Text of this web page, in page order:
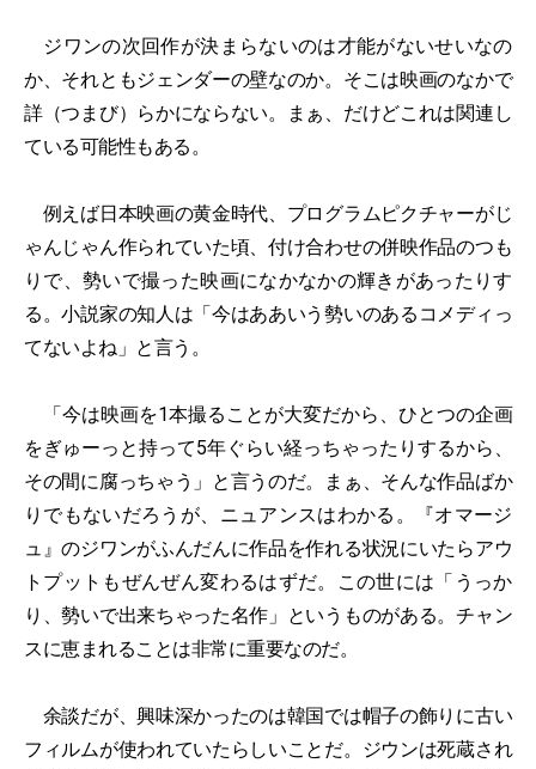
ジワンの次回作が決まらないのは才能がないせいなの
か、それともジェンダーの壁なのか。そこは映画のなかで
詳（つまび）らかにならない。まぁ、だけどこれは関連し
ている可能性もある。
例えば日本映画の黄金時代、プログラムピクチャーがじ
ゃんじゃん作られていた頃、付け合わせの併映作品のつも
りで、勢いで撮った映画になかなかの輝きがあったりす
る。小説家の知人は「今はああいう勢いのあるコメディっ
てないよね」と言う。
「今は映画を1本撮ることが大変だから、ひとつの企画
をぎゅーっと持って5年ぐらい経っちゃったりするから、
その間に腐っちゃう」と言うのだ。まぁ、そんな作品ばか
りでもないだろうが、ニュアンスはわかる。『オマージ
ュ』のジワンがふんだんに作品を作れる状況にいたらアウ
トプットもぜんぜん変わるはずだ。この世には「うっか
り、勢いで出来ちゃった名作」というものがある。チャン
スに恵まれることは非常に重要なのだ。
余談だが、興味深かったのは韓国では帽子の飾りに古い
フィルムが使われていたらしいことだ。ジウンは死蔵され